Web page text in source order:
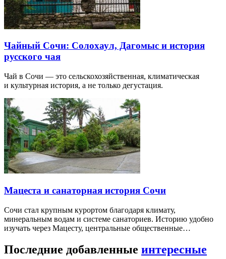
Чайный Сочи: Солохаул, Дагомыс и история
русского чая
Чай в Сочи — это сельскохозяйственная, климатическая
и культурная история, а не только дегустация.
Мацеста и санаторная история Сочи
Сочи стал крупным курортом благодаря климату,
минеральным водам и системе санаториев. Историю удобно
изучать через Мацесту, центральные общественные…
Последние добавленные интересные